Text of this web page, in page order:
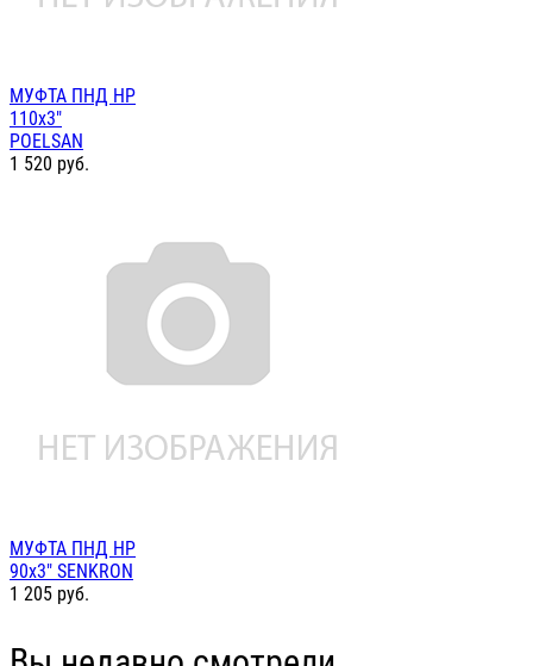
МУФТА ПНД НР
110х3"
POELSAN
1 520 руб.
МУФТА ПНД НР
90х3" SENKRON
1 205 руб.